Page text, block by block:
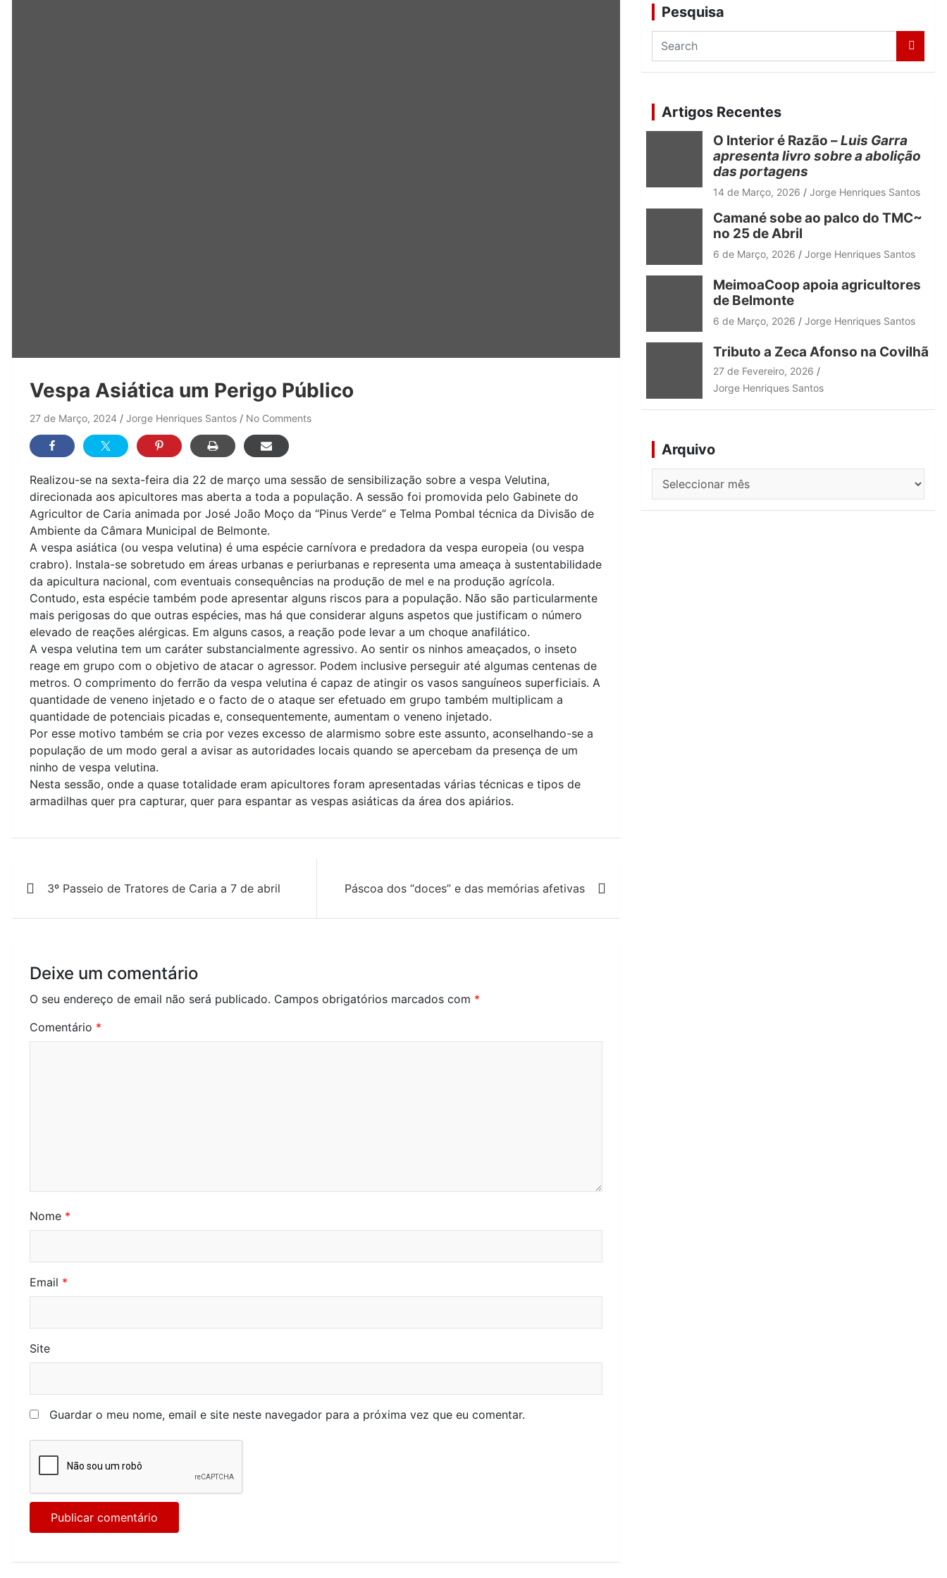
Vespa Asiática um Perigo Público
27 de Março, 2024 Jorge Henriques Santos No Comments
Realizou-se na sexta-feira dia 22 de março uma sessão de sensibilização sobre a vespa Velutina,
direcionada aos apicultores mas aberta a toda a população. A sessão foi promovida pelo Gabinete do
Agricultor de Caria animada por José João Moço da “Pinus Verde” e Telma Pombal técnica da Divisão de
Ambiente da Câmara Municipal de Belmonte.
A vespa asiática (ou vespa velutina) é uma espécie carnívora e predadora da vespa europeia (ou vespa
crabro). Instala-se sobretudo em áreas urbanas e periurbanas e representa uma ameaça à sustentabilidade
da apicultura nacional, com eventuais consequências na produção de mel e na produção agrícola.
Contudo, esta espécie também pode apresentar alguns riscos para a população. Não são particularmente
mais perigosas do que outras espécies, mas há que considerar alguns aspetos que justificam o número
elevado de reações alérgicas. Em alguns casos, a reação pode levar a um choque anafilático.
A vespa velutina tem um caráter substancialmente agressivo. Ao sentir os ninhos ameaçados, o inseto
reage em grupo com o objetivo de atacar o agressor. Podem inclusive perseguir até algumas centenas de
metros. O comprimento do ferrão da vespa velutina é capaz de atingir os vasos sanguíneos superficiais. A
quantidade de veneno injetado e o facto de o ataque ser efetuado em grupo também multiplicam a
quantidade de potenciais picadas e, consequentemente, aumentam o veneno injetado.
Por esse motivo também se cria por vezes excesso de alarmismo sobre este assunto, aconselhando-se a
população de um modo geral a avisar as autoridades locais quando se apercebam da presença de um
ninho de vespa velutina.
Nesta sessão, onde a quase totalidade eram apicultores foram apresentadas várias técnicas e tipos de
armadilhas quer pra capturar, quer para espantar as vespas asiáticas da área dos apiários.
de
artigos
3º Passeio de Tratores de Caria a 7 de abril Páscoa dos “doces” e das memórias afetivas
Deixe um comentário
O seu endereço de email não será publicado. Campos obrigatórios marcados com *
Comentário *
Nome *
Email *
Site
Guardar o meu nome, email e site neste navegador para a próxima vez que eu comentar.
Pesquisa
a
c
h
Artigos Recentes
O Interior é Razão –Luis Garra
apresenta livro sobre a abolição
das portagens
14 de Março, 2026 Jorge Henriques Santos
Camané sobe ao palco do TMC~
no 25 de Abril
6 de Março, 2026 Jorge Henriques Santos
MeimoaCoop apoia agricultores
de Belmonte
6 de Março, 2026 Jorge Henriques Santos
Tributo a Zeca Afonso na Covilhã
27 de Fevereiro, 2026
Jorge Henriques Santos
Arquivo